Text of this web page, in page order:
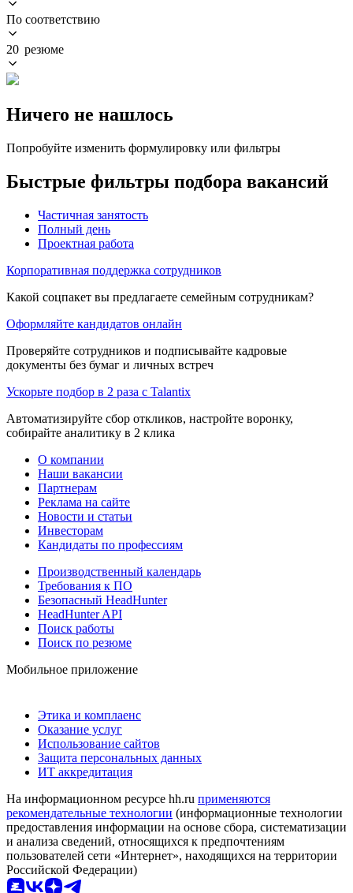
По соответствию
20 резюме
Ничего не нашлось
Попробуйте изменить формулировку или фильтры
Быстрые фильтры подбора вакансий
Частичная занятость
Полный день
Проектная работа
Корпоративная поддержка сотрудников
Какой соцпакет вы предлагаете семейным сотрудникам?
Оформляйте кандидатов онлайн
Проверяйте сотрудников и подписывайте кадровые
документы без бумаг и личных встреч
Ускорьте подбор в 2 раза с Talantix
Автоматизируйте сбор откликов, настройте воронку,
собирайте аналитику в 2 клика
О компании
Наши вакансии
Партнерам
Реклама на сайте
Новости и статьи
Инвесторам
Кандидаты по профессиям
Производственный календарь
Требования к ПО
Безопасный HeadHunter
HeadHunter API
Поиск работы
Поиск по резюме
Мобильное приложение
Этика и комплаенс
Оказание услуг
Использование сайтов
Защита персональных данных
ИТ аккредитация
На информационном ресурсе hh.ru применяются
рекомендательные технологии (информационные технологии
предоставления информации на основе сбора, систематизации
и анализа сведений, относящихся к предпочтениям
пользователей сети «Интернет», находящихся на территории
Российской Федерации)